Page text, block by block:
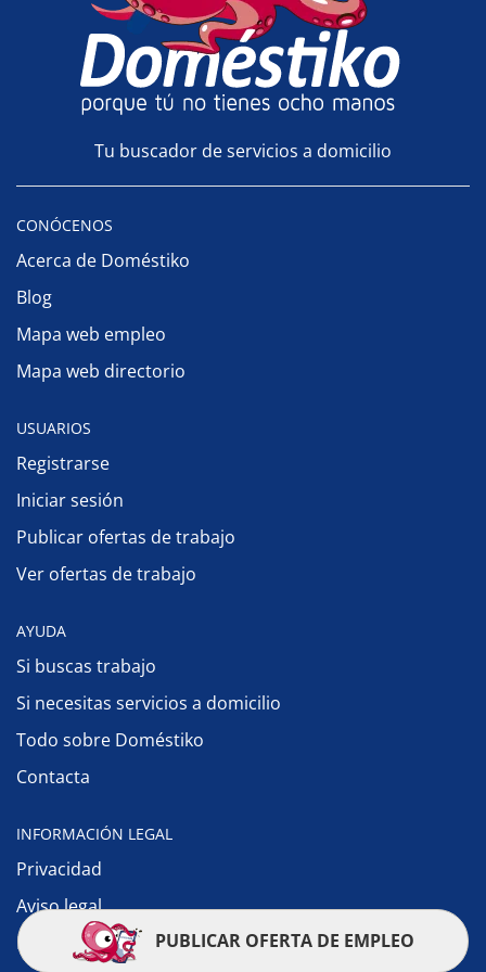
Tu buscador de servicios a domicilio
CONÓCENOS
Acerca de Doméstiko
Blog
Mapa web empleo
Mapa web directorio
USUARIOS
Registrarse
Iniciar sesión
Publicar ofertas de trabajo
Ver ofertas de trabajo
AYUDA
Si buscas trabajo
Si necesitas servicios a domicilio
Todo sobre Doméstiko
Contacta
INFORMACIÓN LEGAL
Privacidad
Aviso legal
Política de cookiesPUBLICAR OFERTA DE EMPLEO